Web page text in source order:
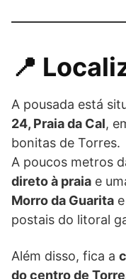
📍
A pousada está
24, Praia da Cal,
bonitas de Torres.
A poucos metros
direto à praia e
Morro da Guarita
postais do litoral
Além disso, fica a
do centro de